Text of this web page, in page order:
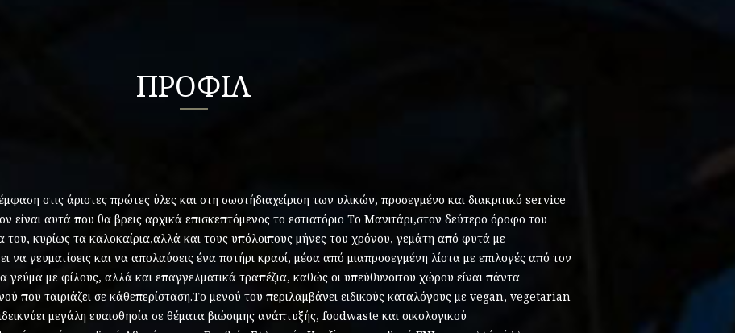
ΠΡΟΦΙΛ
στις άριστες πρώτες ύλες και στη σωστήδιαχείριση των υλικών, προσεγμένο και διακριτικό service
είναι αυτά που θα βρεις αρχικά επισκεπτόμενος το εστιατόριο Το Μανιτάρι,στον δεύτερο όροφο του
κυρίως τα καλοκαίρια,αλλά και τους υπόλοιπους μήνες του χρόνου, γεμάτη από φυτά με
να γευματίσεις και να απολαύσεις ένα ποτήρι κρασί, μέσα από μιαπροσεγμένη λίστα με επιλογές από τον
γεύμα με φίλους, αλλά και επαγγελματικά τραπέζια, καθώς οι υπεύθυνοιτου χώρου είναι πάντα
που ταιριάζει σε κάθεπερίσταση.Το μενού του περιλαμβάνει ειδικούς καταλόγους με vegan, vegetarian
μεγάλη ευαισθησία σε θέματα βιώσιμης ανάπτυξής, foodwaste και οικολογικού